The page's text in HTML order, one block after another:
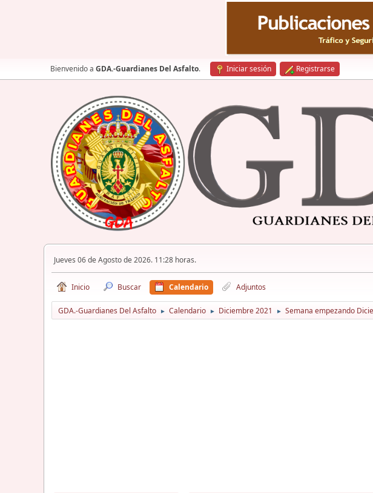
Bienvenido a GDA.-Guardianes Del Asfalto. Iniciar sesión Registrarse
Jueves 06 de Agosto de 2026. 11:28 horas.
Inicio Buscar Calendario Adjuntos
GDA.-Guardianes Del Asfalto ► Calendario ► Diciembre 2021 ► Semana empezando